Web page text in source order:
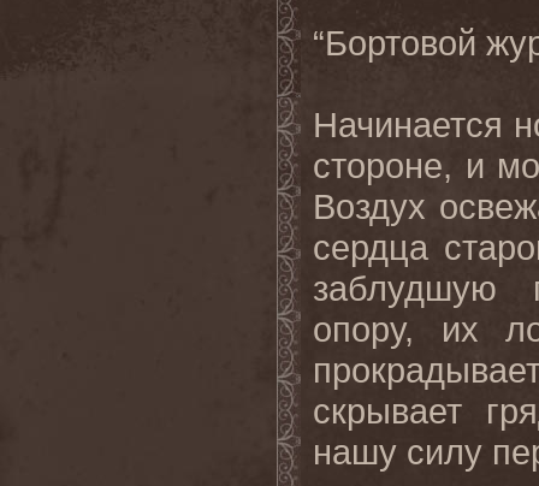
“Бортовой
Начинается
стороне, и
Воздух
сердца
заблудшую
опору, их
скрывает
нашу силу